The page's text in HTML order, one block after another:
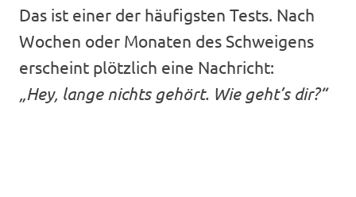
Das ist einer der häufigsten Tests. Nach
Wochen oder Monaten des Schweigens
erscheint plötzlich eine Nachricht:
„Hey, lange nichts gehört. Wie geht’s dir?“